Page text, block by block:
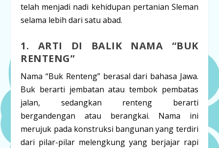
telah menjadi nadi kehidupan pertanian Sleman
selama lebih dari satu abad.
1. ARTI DI BALIK NAMA “BUK
RENTENG”
Nama “Buk Renteng” berasal dari bahasa Jawa.
Buk berarti jembatan atau tembok pembatas
jalan, sedangkan renteng berarti
bergandengan atau berangkai. Nama ini
merujuk pada konstruksi bangunan yang terdiri
dari pilar-pilar melengkung yang berjajar rapi